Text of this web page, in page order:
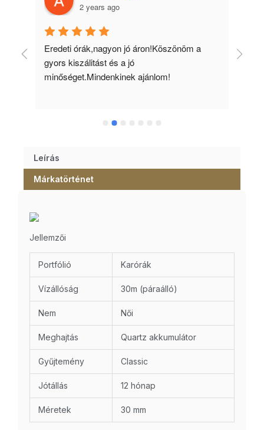
2 years ago
Eredeti órák,nagyon jó áron!Köszönöm a
gyors kiszálitást és a jó
minőséget.Mindenkinek ajánlom!
Leírás
Márkatörténet
Jellemzői
Portfólió Karórák
Vízállóság 30m (páraálló)
Nem Női
Meghajtás Quartz akkumulátor
Gyűjtemény Classic
Jótállás 12 hónap
Méretek 30 mm